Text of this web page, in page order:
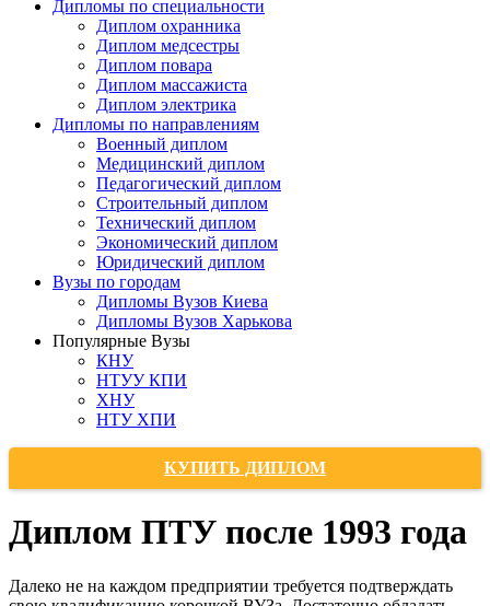
Дипломы по специальности
Диплом охранника
Диплом медсестры
Диплом повара
Диплом массажиста
Диплом электрика
Дипломы по направлениям
Военный диплом
Медицинский диплом
Педагогический диплом
Строительный диплом
Технический диплом
Экономический диплом
Юридический диплом
Вузы по городам
Дипломы Вузов Киева
Дипломы Вузов Харькова
Популярные Вузы
КНУ
НТУУ КПИ
ХНУ
НТУ ХПИ
КУПИТЬ ДИПЛОМ
Диплом ПТУ после 1993 года
Далеко не на каждом предприятии требуется подтверждать